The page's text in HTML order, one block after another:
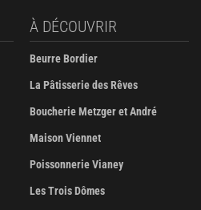
À DÉCOUVRIR
Beurre Bordier
La Pâtisserie des Rêves
Boucherie Metzger et André
Maison Viennet
Poissonnerie Vianey
Les Trois Dômes